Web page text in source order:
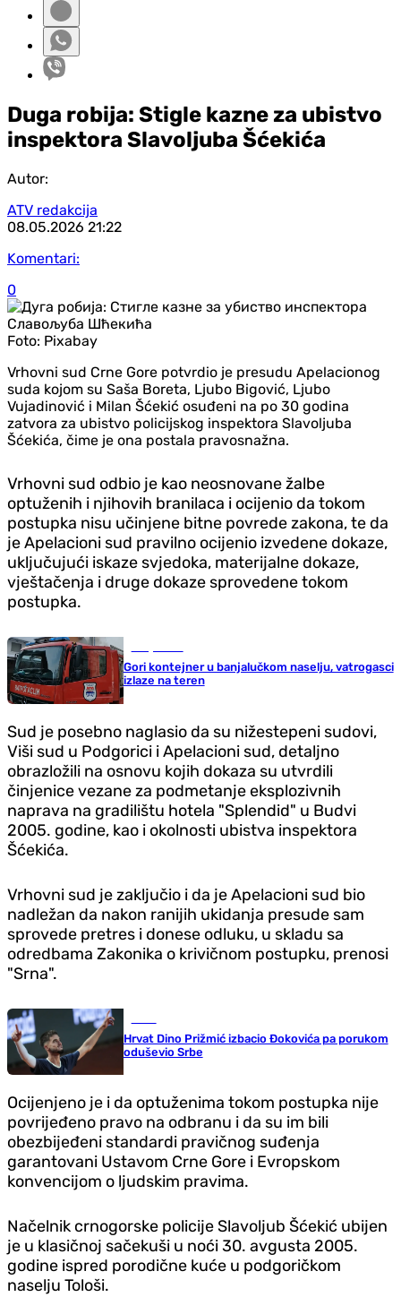
Duga robija: Stigle kazne za ubistvo
inspektora Slavoljuba Šćekića
Autor:
ATV redakcija
08.05.2026 21:22
Komentari:
0
Foto: Pixabay
Vrhovni sud Crne Gore potvrdio je presudu Apelacionog
suda kojom su Saša Boreta, Ljubo Bigović, Ljubo
Vujadinović i Milan Šćekić osuđeni na po 30 godina
zatvora za ubistvo policijskog inspektora Slavoljuba
Šćekića, čime je ona postala pravosnažna.
Vrhovni sud odbio je kao neosnovane žalbe
optuženih i njihovih branilaca i ocijenio da tokom
postupka nisu učinjene bitne povrede zakona, te da
je Apelacioni sud pravilno ocijenio izvedene dokaze,
uključujući iskaze svjedoka, materijalne dokaze,
vještačenja i druge dokaze sprovedene tokom
postupka.
Gori kontejner u banjalučkom naselju, vatrogasci
izlaze na teren
Sud je posebno naglasio da su nižestepeni sudovi,
Viši sud u Podgorici i Apelacioni sud, detaljno
obrazložili na osnovu kojih dokaza su utvrdili
činjenice vezane za podmetanje eksplozivnih
naprava na gradilištu hotela "Splendid" u Budvi
2005. godine, kao i okolnosti ubistva inspektora
Šćekića.
Vrhovni sud je zaključio i da je Apelacioni sud bio
nadležan da nakon ranijih ukidanja presude sam
sprovede pretres i donese odluku, u skladu sa
odredbama Zakonika o krivičnom postupku, prenosi
"Srna".
Hrvat Dino Prižmić izbacio Đokovića pa porukom
oduševio Srbe
Ocijenjeno je i da optuženima tokom postupka nije
povrijeđeno pravo na odbranu i da su im bili
obezbijeđeni standardi pravičnog suđenja
garantovani Ustavom Crne Gore i Evropskom
konvencijom o ljudskim pravima.
Načelnik crnogorske policije Slavoljub Šćekić ubijen
je u klasičnoj sačekuši u noći 30. avgusta 2005.
godine ispred porodične kuće u podgoričkom
naselju Tološi.